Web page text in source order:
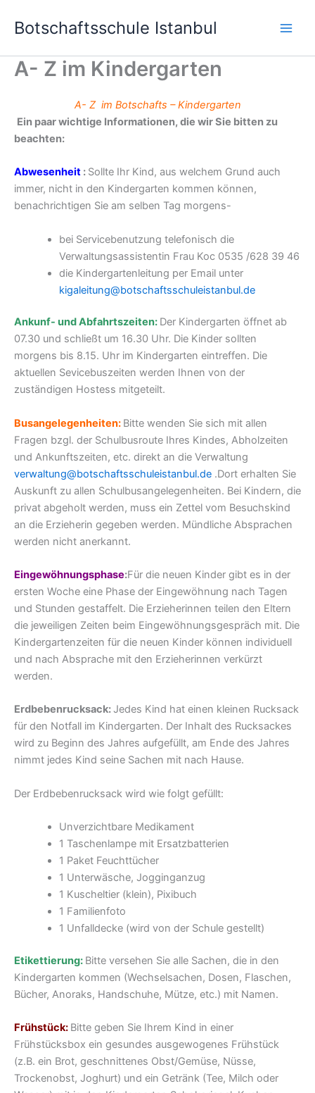
Botschaftsschule Istanbul
A- Z im Kindergarten
A- Z im Botschafts – Kindergarten
Ein paar wichtige Informationen, die wir Sie bitten zu
beachten:
Abwesenheit : Sollte Ihr Kind, aus welchem Grund auch
immer, nicht in den Kindergarten kommen können,
benachrichtigen Sie am selben Tag morgens-
bei Servicebenutzung telefonisch die
Verwaltungsassistentin Frau Koc 0535 /628 39 46
die Kindergartenleitung per Email unter
kigaleitung@botschaftsschuleistanbul.de
Ankunf- und Abfahrtszeiten: Der Kindergarten öffnet ab
07.30 und schließt um 16.30 Uhr. Die Kinder sollten
morgens bis 8.15. Uhr im Kindergarten eintreffen. Die
aktuellen Sevicebuszeiten werden Ihnen von der
zuständigen Hostess mitgeteilt.
Busangelegenheiten: Bitte wenden Sie sich mit allen
Fragen bzgl. der Schulbusroute Ihres Kindes, Abholzeiten
und Ankunftszeiten, etc. direkt an die Verwaltung
verwaltung@botschaftsschuleistanbul.de .Dort erhalten Sie
Auskunft zu allen Schulbusangelegenheiten. Bei Kindern, die
privat abgeholt werden, muss ein Zettel vom Besuchskind
an die Erzieherin gegeben werden. Mündliche Absprachen
werden nicht anerkannt.
Eingewöhnungsphase:Für die neuen Kinder gibt es in der
ersten Woche eine Phase der Eingewöhnung nach Tagen
und Stunden gestaffelt. Die Erzieherinnen teilen den Eltern
die jeweiligen Zeiten beim Eingewöhnungsgespräch mit. Die
Kindergartenzeiten für die neuen Kinder können individuell
und nach Absprache mit den Erzieherinnen verkürzt
werden.
Erdbebenrucksack: Jedes Kind hat einen kleinen Rucksack
für den Notfall im Kindergarten. Der Inhalt des Rucksackes
wird zu Beginn des Jahres aufgefüllt, am Ende des Jahres
nimmt jedes Kind seine Sachen mit nach Hause.
Der Erdbebenrucksack wird wie folgt gefüllt:
Unverzichtbare Medikament
1 Taschenlampe mit Ersatzbatterien
1 Paket Feuchttücher
1 Unterwäsche, Jogginganzug
1 Kuscheltier (klein), Pixibuch
1 Familienfoto
1 Unfalldecke (wird von der Schule gestellt)
Etikettierung: Bitte versehen Sie alle Sachen, die in den
Kindergarten kommen (Wechselsachen, Dosen, Flaschen,
Bücher, Anoraks, Handschuhe, Mütze, etc.) mit Namen.
Frühstück: Bitte geben Sie Ihrem Kind in einer
Frühstücksbox ein gesundes ausgewogenes Frühstück
(z.B. ein Brot, geschnittenes Obst/Gemüse, Nüsse,
Trockenobst, Joghurt) und ein Getränk (Tee, Milch oder